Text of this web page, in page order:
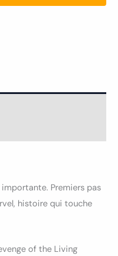
Premiers pas
histoire qui touche
of the Living